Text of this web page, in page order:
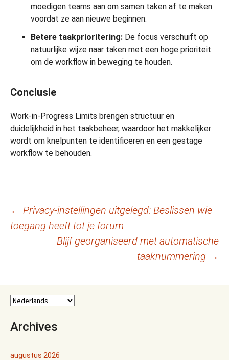
moedigen teams aan om samen taken af te maken
voordat ze aan nieuwe beginnen.
Betere taakprioritering: De focus verschuift op
natuurlijke wijze naar taken met een hoge prioriteit
om de workflow in beweging te houden.
Conclusie
Work-in-Progress Limits brengen structuur en
duidelijkheid in het taakbeheer, waardoor het makkelijker
wordt om knelpunten te identificeren en een gestage
workflow te behouden.
Berichtnavigatie
← Privacy-instellingen uitgelegd: Beslissen wie
toegang heeft tot je forum
Blijf georganiseerd met automatische
taaknummering →
Archives
augustus 2026